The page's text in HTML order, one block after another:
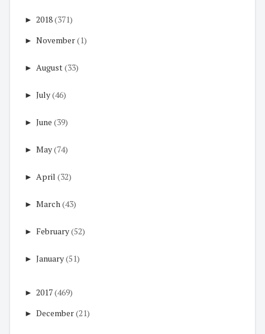
► 2018(371)
► November(1)
► August(33)
► July(46)
► June (39)
► May(74)
► April (32)
► March(43)
► February(52)
► January(51)
► 2017(469)
► December(21)